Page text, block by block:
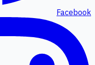
Facebook